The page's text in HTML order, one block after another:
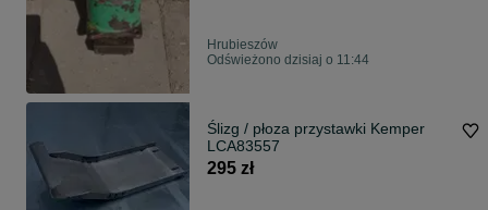
Hrubieszów
Odświeżono dzisiaj o 11:44
Ślizg / płoza przystawki Kemper
LCA83557
295 zł